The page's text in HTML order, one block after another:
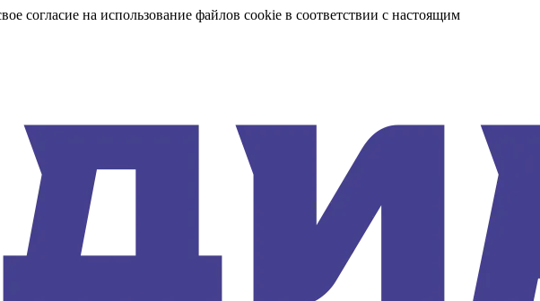
согласие на использование файлов cookie в соответствии с настоящим